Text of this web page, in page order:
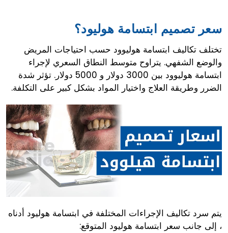
سعر تصميم ابتسامة هوليود؟
تختلف تكاليف ابتسامة هوليوود حسب احتياجات المريض
والوضع الشفهي. يتراوح متوسط النطاق السعري لإجراء
ابتسامة هوليوود بين 3000 دولار و 5000 دولار. تؤثر شدة
الضرر وطريقة العلاج واختيار المواد بشكل كبير على التكلفة.
يتم سرد تكاليف الإجراءات المختلفة في ابتسامة هوليود أدناه
، إلى جانب سعر ابتسامة هوليود المتوقع: